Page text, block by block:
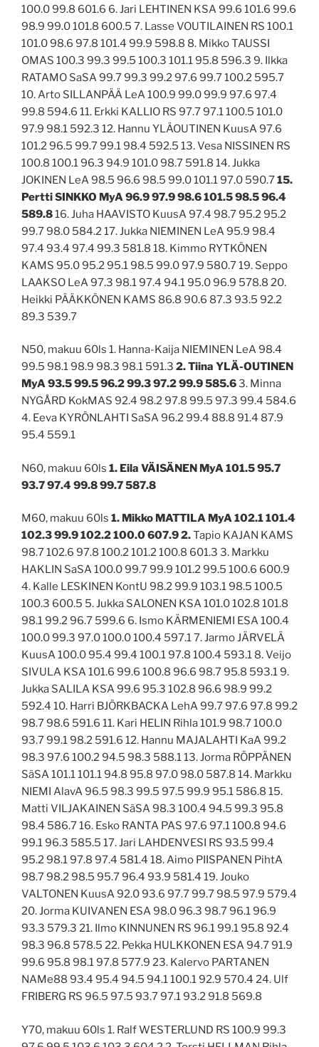
100.0 99.8 601.6 6. Jari LEHTINEN KSA 99.6 101.6 99.6
98.9 99.0 101.8 600.5 7. Lasse VOUTILAINEN RS 100.1
101.0 98.6 97.8 101.4 99.9 598.8 8. Mikko TAUSSI
OMAS 100.3 99.3 99.5 100.3 101.1 95.8 596.3 9. Ilkka
RATAMO SaSA 99.7 99.3 99.2 97.6 99.7 100.2 595.7
10. Arto SILLANPÄÄ LeA 100.9 99.0 99.9 97.6 97.4
99.8 594.6 11. Erkki KALLIO RS 97.7 97.1 100.5 101.0
97.9 98.1 592.3 12. Hannu YLÄOUTINEN KuusA 97.6
101.2 96.5 99.7 99.1 98.4 592.5 13. Vesa NISSINEN RS
100.8 100.1 96.3 94.9 101.0 98.7 591.8 14. Jukka
JOKINEN LeA 98.5 96.6 98.5 99.0 101.1 97.0 590.715.
Pertti SINKKO MyA 96.9 97.9 98.6 101.5 98.5 96.4
589.816. Juha HAAVISTO KuusA 97.4 98.7 95.2 95.2
99.7 98.0 584.2 17. Jukka NIEMINEN LeA 95.9 98.4
97.4 93.4 97.4 99.3 581.8 18. Kimmo RYTKÖNEN
KAMS 95.0 95.2 95.1 98.5 99.0 97.9 580.7 19. Seppo
LAAKSO LeA 97.3 98.1 97.4 94.1 95.0 96.9 578.8 20.
Heikki PÄÄKKÖNEN KAMS 86.8 90.6 87.3 93.5 92.2
89.3 539.7
N50, makuu 60ls 1. Hanna-Kaija NIEMINEN LeA 98.4
99.5 98.1 98.9 98.3 98.1 591.3 2. Tiina YLÄ-OUTINEN
MyA 93.5 99.5 96.2 99.3 97.2 99.9 585.63. Minna
NYGÅRD KokMAS 92.4 98.2 97.8 99.5 97.3 99.4 584.6
4. Eeva KYRÖNLAHTI SaSA 96.2 99.4 88.8 91.4 87.9
95.4 559.1
N60, makuu 60ls 1. Eila VÄISÄNEN MyA 101.5 95.7
93.7 97.4 99.8 99.7 587.8
M60, makuu 60ls 1. Mikko MATTILA MyA 102.1 101.4
102.3 99.9 102.2 100.0 607.9 2.Tapio KAJAN KAMS
98.7 102.6 97.8 100.2 101.2 100.8 601.3 3. Markku
HAKLIN SaSA 100.0 99.7 99.9 101.2 99.5 100.6 600.9
4. Kalle LESKINEN KontU 98.2 99.9 103.1 98.5 100.5
100.3 600.5 5. Jukka SALONEN KSA 101.0 102.8 101.8
98.1 99.2 96.7 599.6 6. Ismo KÄRMENIEMI ESA 100.4
100.0 99.3 97.0 100.0 100.4 597.1 7. Jarmo JÄRVELÄ
KuusA 100.0 95.4 99.4 100.1 97.8 100.4 593.1 8. Veijo
SIVULA KSA 101.6 99.6 100.8 96.6 98.7 95.8 593.1 9.
Jukka SALILA KSA 99.6 95.3 102.8 96.6 98.9 99.2
592.4 10. Harri BJÖRKBACKA LehA 99.7 97.6 97.8 99.2
98.7 98.6 591.6 11. Kari HELIN Rihla 101.9 98.7 100.0
93.7 99.1 98.2 591.6 12. Hannu MAJALAHTI KaA 99.2
98.3 97.6 100.2 94.5 98.3 588.1 13. Jorma RÖPPÄNEN
SäSA 101.1 101.1 94.8 95.8 97.0 98.0 587.8 14. Markku
NIEMI AlavA 96.5 98.3 99.5 97.5 99.9 95.1 586.8 15.
Matti VILJAKAINEN SäSA 98.3 100.4 94.5 99.3 95.8
98.4 586.7 16. Esko RANTA PAS 97.6 97.1 100.8 94.6
99.1 96.3 585.5 17. Jari LAHDENVESI RS 93.5 99.4
95.2 98.1 97.8 97.4 581.4 18. Aimo PIISPANEN PihtA
98.7 98.2 98.5 95.7 96.4 93.9 581.4 19. Jouko
VALTONEN KuusA 92.0 93.6 97.7 99.7 98.5 97.9 579.4
20. Jorma KUIVANEN ESA 98.0 96.3 98.7 96.1 96.9
93.3 579.3 21. Ilmo KINNUNEN RS 96.1 99.1 95.8 92.4
98.3 96.8 578.5 22. Pekka HULKKONEN ESA 94.7 91.9
99.6 95.8 98.1 97.8 577.9 23. Kalervo PARTANEN
NAMe88 93.4 95.4 94.5 94.1 100.1 92.9 570.4 24. Ulf
FRIBERG RS 96.5 97.5 93.7 97.1 93.2 91.8 569.8
Y70, makuu 60ls 1. Ralf WESTERLUND RS 100.9 99.3